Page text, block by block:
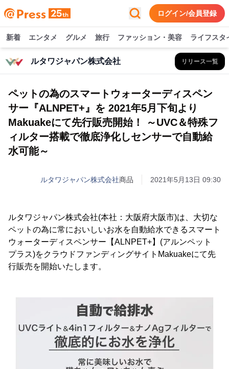
ログイン/会員登録
新着 エンタメ グルメ 旅行 ファッション・美容 ライフスタ
ルタワジャパン株式会社 リリース一覧
ペットの為のスマートウォーターディスペン
サー『ALNPET+』を 2021年5月下旬より
Makuakeにて先行販売開始！ ～UVC＆特殊フ
ィルター搭載で徹底浄化しセンサーで自動給
水可能～
ルタワジャパン株式会社商品 2021年5月13日 09:30
ルタワジャパン株式会社(本社：大阪府大阪市)は、大切な
ペットの為に常においしいお水を自動給水できるスマート
ウォーターディスペンサー【ALNPET+】(アルンペット
プラス)をクラウドファンディングサイトMakuakeにて先
行販売を開始いたします。